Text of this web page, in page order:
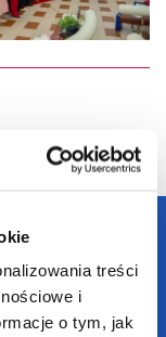
treści
i
o tym, jak
- KRAKÓW